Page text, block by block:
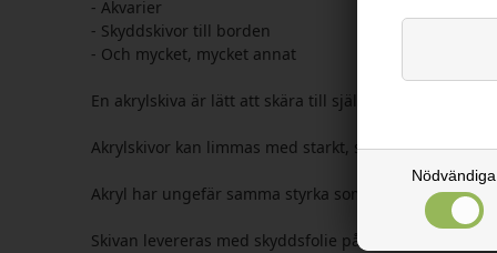
Nödvändiga
- Akvarier
- Skyddskivor till borden
- Och mycket, mycket annat
En akrylskiva är lätt att skära till själv. Använd en
Akrylskivor kan limmas med starkt, snabbtorkande
Akryl har ungefär samma styrka som vanligt glas,
Skivan levereras med skyddsfolie på båda sidor.